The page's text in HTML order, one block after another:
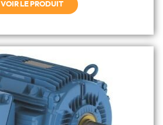
VOIR LE PRODUIT